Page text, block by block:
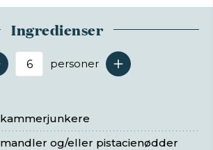
Ingredienser
Antal serveringer
personer
kammerjunkere
mandler og/eller pistacienødder